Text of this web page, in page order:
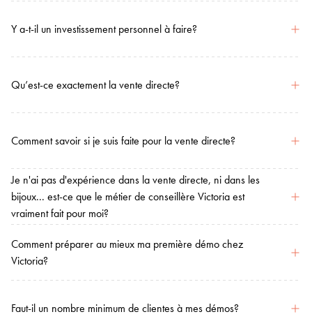
Y a-t-il un investissement personnel à faire?
Qu’est-ce exactement la vente directe?
Comment savoir si je suis faite pour la vente directe?
Je n'ai pas d'expérience dans la vente directe, ni dans les
bijoux... est-ce que le métier de conseillère Victoria est
vraiment fait pour moi?
Comment préparer au mieux ma première démo chez
Victoria?
Faut-il un nombre minimum de clientes à mes démos?